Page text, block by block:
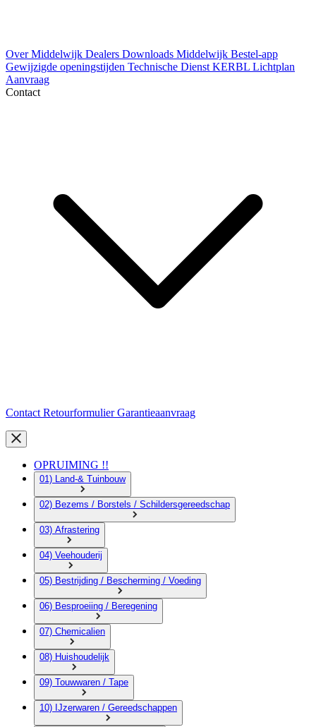
Over Middelwijk Dealers Downloads Middelwijk Bestel-app
Gewijzigde openingstijden Technische Dienst KERBL Lichtplan
Aanvraag
Contact
Contact RetourformulierGarantieaanvraag
OPRUIMING !!
01) Land-& Tuinbouw
02) Bezems / Borstels / Schildersgereedschap
03) Afrastering
04) Veehouderij
05) Bestrijding / Bescherming / Voeding
06) Besproeiing / Beregening
07) Chemicalien
08) Huishoudelijk
09) Touwwaren / Tape
10) IJzerwaren / Gereedschappen